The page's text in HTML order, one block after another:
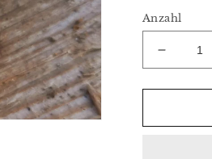
Anzahl
die
Menge